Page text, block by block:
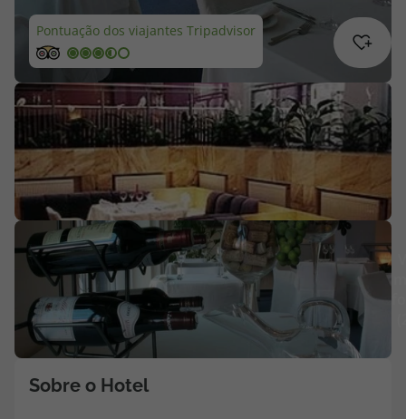
Rede de Lojas
Blog TopViagens
Área de Cliente
Agências
Contactos
Apoio ao cliente em Portugal
218 925 471
Pontuação dos viajantes Tripadvisor
Sobre o Hotel